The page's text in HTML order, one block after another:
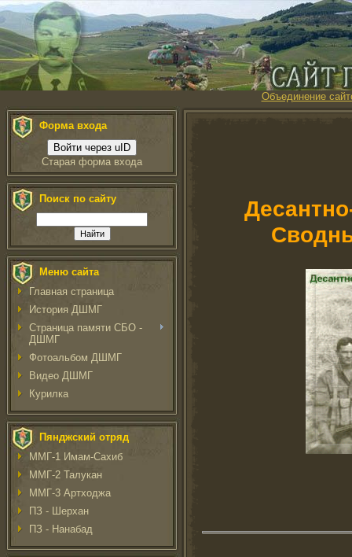
Объединение
Форма входа
Войти через uID
Старая форма входа
Поиск по сайту
Меню сайта
Главная страница
История ДШМГ
Страница памяти СБО -
ДШМГ
Фотоальбом ДШМГ
Видео ДШМГ
Курилка
Пянджский отряд
ММГ-1 Имам-Сахиб
ММГ-2 Талукан
ММГ-3 Артходжа
ПЗ - Шерхан
ПЗ - Нанабад